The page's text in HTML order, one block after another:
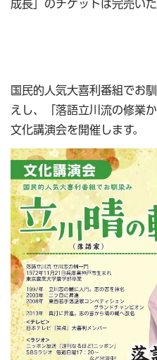
成長」のチケットは完売いた
国民的人気大喜利番組でお
えし、「落語立川流の修業
文化講演会を開催します。